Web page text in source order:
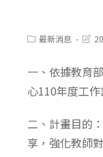
Post最新消息
Post
一、依據教育
心110年度工作
二、計畫目的
享，強化教師